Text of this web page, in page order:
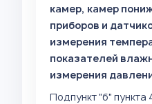
камер, камер
приборов и
измерения
показателей
измерения
Подпункт "б"